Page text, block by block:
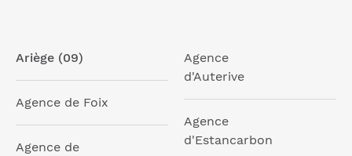
Ariège (09)
Agence de Foix
Agence de
Agence
d'Auterive
Agence
d'Estancarbon